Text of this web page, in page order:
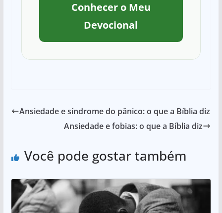
Conhecer o Meu
Devocional
Ansiedade e síndrome do pânico: o que a Bíblia diz
Ansiedade e fobias: o que a Bíblia diz
Você pode gostar também